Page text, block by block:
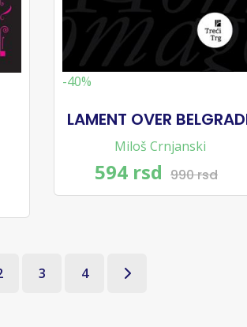
-40%
LAMENT OVER
Miloš Crnjanski
594 rsd 990 rsd
3 4